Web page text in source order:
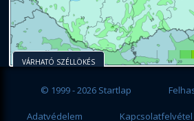
VÁRHATÓ SZÉLLÖKÉS
© 1999 - 2026 Startlap
Adatvédelem Kapcsolatfelvétel